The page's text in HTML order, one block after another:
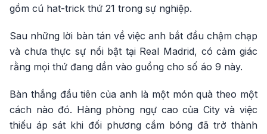
gồm cú hat-trick thứ 21 trong sự nghiệp.
Sau những lời bàn tán về việc anh bắt đầu chậm chạp
và chưa thực sự nổi bật tại Real Madrid, có cảm giác
rằng mọi thứ đang dần vào guồng cho số áo 9 này.
Bàn thắng đầu tiên của anh là một món quà theo một
cách nào đó. Hàng phòng ngự cao của City và việc
thiếu áp sát khi đối phương cầm bóng đã trở thành